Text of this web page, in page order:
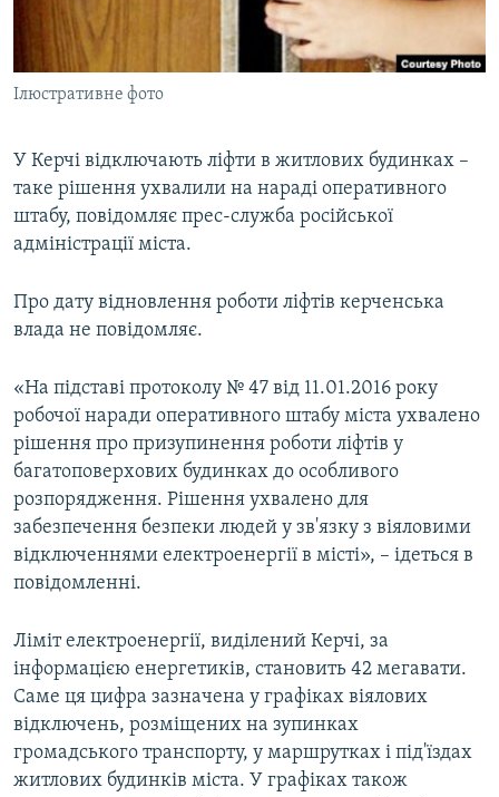
ВІДЕОУРОКИ «ELIFBE»
СВІДЧЕННЯ ОКУПАЦІЇ
УКРАЇНСЬКА ПРОБЛЕМА КРИМУ
Русский
Qırımtatar
Усі сайти RFE/RL
Ілюстративне фото
У Керчі відключають ліфти в житлових будинках –
таке рішення ухвалили на нараді оперативного
штабу, повідомляє прес-служба російської
адміністрації міста.
Про дату відновлення роботи ліфтів керченська
влада не повідомляє.
«На підставі протоколу № 47 від 11.01.2016 року
робочої наради оперативного штабу міста ухвалено
рішення про призупинення роботи ліфтів у
багатоповерхових будинках до особливого
розпорядження. Рішення ухвалено для
забезпечення безпеки людей у зв'язку з віяловими
відключеннями електроенергії в місті», – ідеться в
повідомленні.
Ліміт електроенергії, виділений Керчі, за
інформацією енергетиків, становить 42 мегавати.
Саме ця цифра зазначена у графіках віялових
відключень, розміщених на зупинках
громадського транспорту, у маршрутках і під'їздах
житлових будинків міста. У графіках також